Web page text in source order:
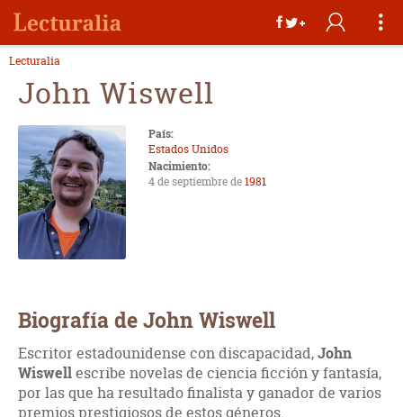
Lecturalia
John Wiswell
País:
Estados Unidos
Nacimiento:
4 de septiembre de1981
Biografía de John Wiswell
Escritor estadounidense con discapacidad,John
Wiswellescribe novelas de ciencia ficción y fantasía,
por las que ha resultado finalista y ganador de varios
premios prestigiosos de estos géneros.